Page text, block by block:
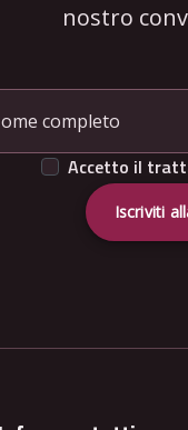
nostro
completo
Accetto il
Iscriviti